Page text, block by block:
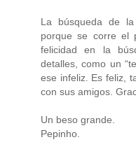
La búsqueda de
porque se corre el
felicidad en la
detalles, como un
ese infeliz. Es feliz,
con sus amigos.
Un beso grande.
Pepinho.